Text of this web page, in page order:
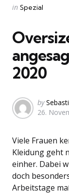
Categories
Posted
in Spezial
2020
Posted
by
by
26.
Viele Frauen
Kleidung geht
einher. Dabei
doch
Arbeitstage